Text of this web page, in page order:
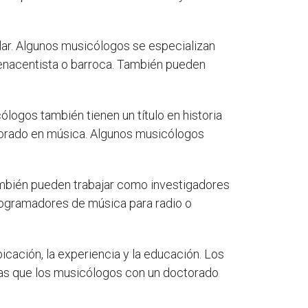
Algunos musicólogos se especializan
o barroca. También pueden
también tienen un título en historia
en música. Algunos musicólogos
pueden trabajar como investigadores
de música para radio o
la experiencia y la educación. Los
que los musicólogos con un doctorado